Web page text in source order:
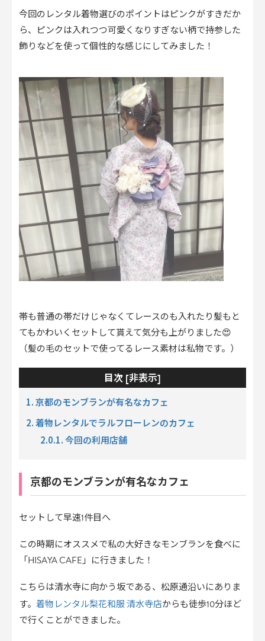
今回のレンタル着物選びのポイントはピンクがすきだか
ら、ピンクは入れつつ可愛くなりすぎない柄で持参した
飾りなどを使って個性的な感じにしてみました！
帯も普通の帯だけじゃなくてレースのも入れたり髪もと
てもかわいくセットして貰えて気分も上がりました😍
（髪の毛のセットで使ってるレース素材は私物です。）
目次 [非表示]
1. 京都のモンブランが有名なカフェ
2. 着物レンタルでラルフローレンのカフェ
2.0.1. 今回の利用店舗
京都のモンブランが有名なカフェ
セットして早速1件目へ
この時期にオススメで私の大好きなモンブランを食べに
「HISAYA CAFE」に行きました！
こちらは清水寺に向かう坂である、松原通沿いにありま
す。 着物レンタル梨花和服 清水寺店からも徒歩10分ほど
で行くことができました。